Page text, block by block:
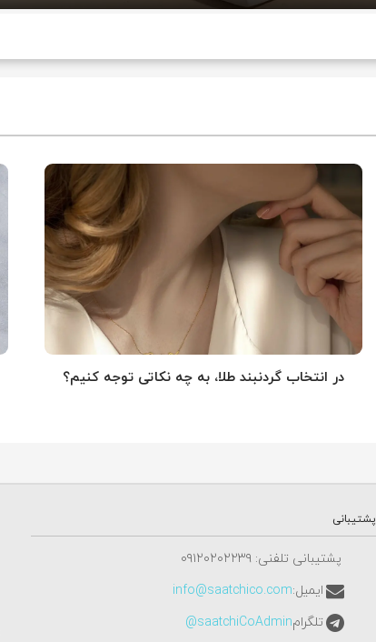
در انتخاب گردنبند طلا‌، به چه نکاتی توجه کنیم؟
پشتیبانی
پشتیبانی تلفنی: ٠٩١٢٠٢٠٢٢٣٩
ایمیل:info@saatchico.com
تلگرامsaatchiCoAdmin@